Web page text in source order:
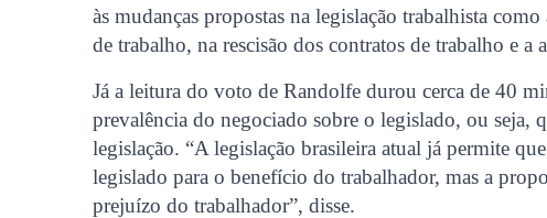
às mudanças propostas na legislação trabalhista
de trabalho, na rescisão dos contratos de trabalho e
Já a leitura do voto de Randolfe durou cerca de 40
prevalência do negociado sobre o legislado, ou seja,
legislação. “A legislação brasileira atual já permite
legislado para o benefício do trabalhador, mas a
prejuízo do trabalhador”, disse.